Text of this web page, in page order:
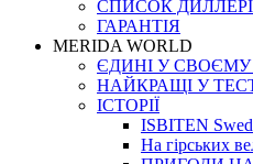
СПИСОК
ГАРАНТIЯ
MERIDA WORLD
ЄДИНI У СВОЄМУ
НАЙКРАЩІ У
ІСТОРІЇ
ISBITEN
На гірських